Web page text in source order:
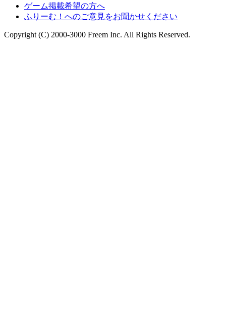
ゲーム掲載希望の方へ
ふりーむ！へのご意見をお聞かせください
Copyright (C) 2000-3000 Freem Inc. All Rights Reserved.